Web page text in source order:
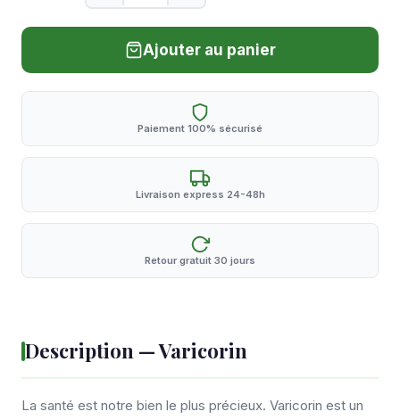
Ajouter au panier
Paiement 100% sécurisé
Livraison express 24-48h
Retour gratuit 30 jours
Description — Varicorin
La santé est notre bien le plus précieux. Varicorin est un